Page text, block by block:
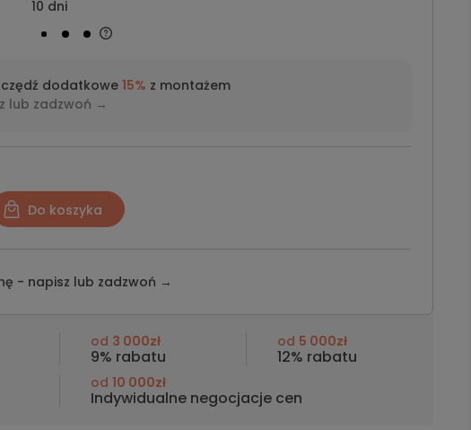
10 dni
dodatkowe15% z montażem
lub zadzwoń →
Do koszyka
- napisz lub zadzwoń →
od 3 000zł
9% rabatu
od 5 000zł
12% rabatu
od10 000zł
Indywidualne negocjacje cen